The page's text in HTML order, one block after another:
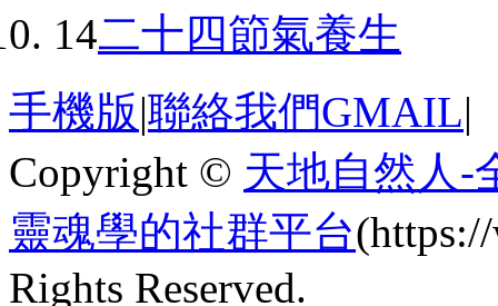
14二十四節氣養生
手機版|聯絡我們GMAIL|
Copyright © 天地自然人-
靈魂學的社群平台
Rights Reserved.